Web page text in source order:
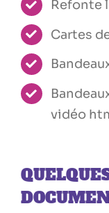
Refonte
Cartes
vidéo